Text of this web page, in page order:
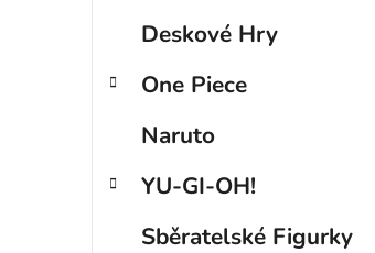
Deskové Hry
One Piece
Naruto
YU-GI-OH!
Sběratelské Figurky